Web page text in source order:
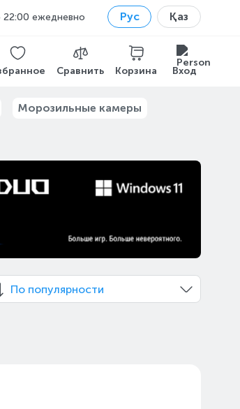
22:00 ежедневно Рус Қаз
Сравнить Корзина Вход
Морозильные камеры
По популярности